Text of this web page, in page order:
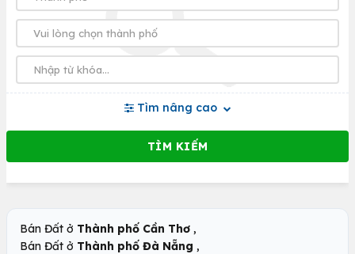
Tìm nâng cao
Bán Đất ở Thành phố Cần Thơ ,
Bán Đất ở Thành phố Đà Nẵng ,